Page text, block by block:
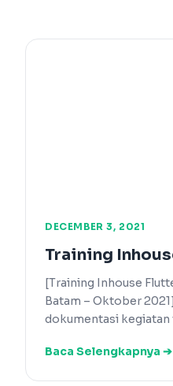
DECEMBER 3, 2021
Training
[Training Inhouse
Batam – Oktober
dokumentasi
Baca Selengkapnya ➔